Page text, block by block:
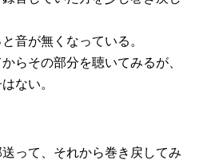
音が無くなっている。
らその部分を聴いてみるが、
ない。
って、それから巻き戻してみ